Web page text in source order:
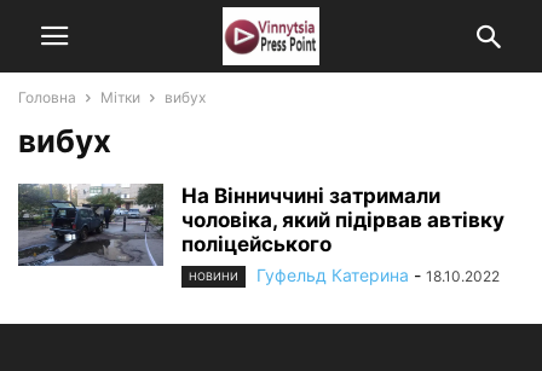
Головна Мітки вибух
вибух
На Вінниччині затримали
чоловіка, який підірвав автівку
поліцейського
НОВИНИ Гуфельд Катерина - 18.10.2022